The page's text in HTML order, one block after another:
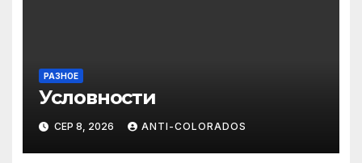
РАЗНОЕ
Условности
СЕР 8, 2026 ANTI-COLORADOS